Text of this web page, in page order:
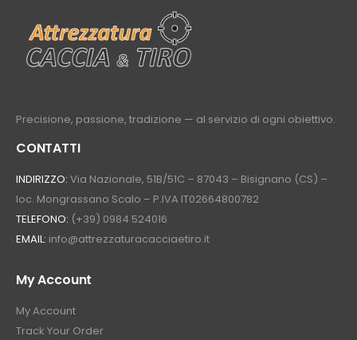
Precisione, passione, tradizione — al servizio di ogni obiettivo.
CONTATTI
INDIRIZZO: Via Nazionale, 51B/51C – 87043 – Bisignano (CS) –
loc. Mongrassano Scalo – P.IVA IT02664800782
TELEFONO: (+39) 0984 524016
EMAIL: info@attrezzaturacacciaetiro.it
My Account
My Account
Track Your Order